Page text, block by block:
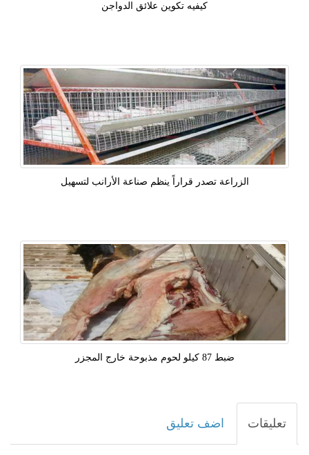
كيفيه تكوين علائق الدواجن
الزراعة تصدر قراراً ينظم صناعة الأرانب لتسهيل
ضبط 87 كيلو لحوم مذبوحة خارج المجزر
تعليقات اضف تعليق